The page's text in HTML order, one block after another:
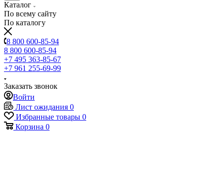
Каталог
По всему сайту
По каталогу
8 800 600-85-94
8 800 600-85-94
+7 495 363-85-67
+7 961 255-69-99
Заказать звонок
Войти
Лист ожидания 0
Избранные товары 0
Корзина 0